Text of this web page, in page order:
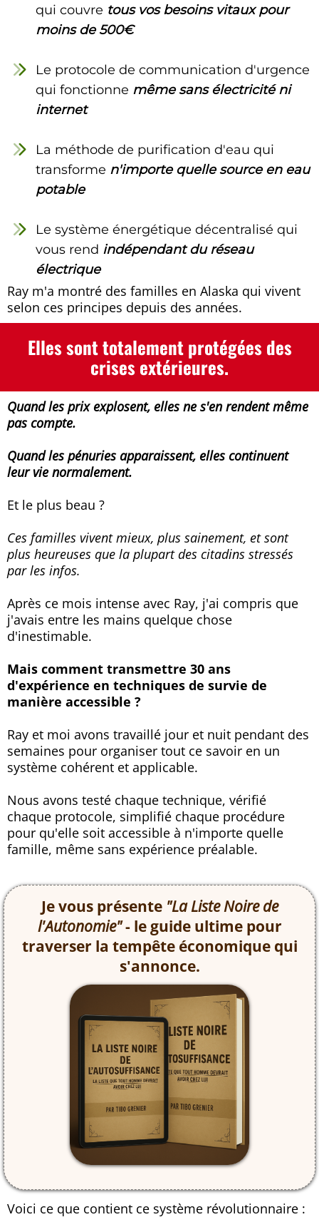
qui couvre tous vos besoins vitaux pour
moins de 500€
Le protocole de communication d'urgence
qui fonctionne même sans électricité ni
internet
La méthode de purification d'eau qui
transforme n'importe quelle source en eau
potable
Le système énergétique décentralisé qui
vous rend indépendant du réseau
électrique
Ray m'a montré des familles en Alaska qui vivent
selon ces principes depuis des années.
Elles sont totalement protégées des
crises extérieures.
Quand les prix explosent, elles ne s'en rendent même
pas compte.
Quand les pénuries apparaissent, elles continuent
leur vie normalement.
Et le plus beau ?
Ces familles vivent mieux, plus sainement, et sont
plus heureuses que la plupart des citadins stressés
par les infos.
Après ce mois intense avec Ray, j'ai compris que
j'avais entre les mains quelque chose
d'inestimable.
Mais comment transmettre 30 ans
d'expérience en techniques de survie de
manière accessible ?
Ray et moi avons travaillé jour et nuit pendant des
semaines pour organiser tout ce savoir en un
système cohérent et applicable.
Nous avons testé chaque technique, vérifié
chaque protocole, simplifié chaque procédure
pour qu'elle soit accessible à n'importe quelle
famille, même sans expérience préalable.
Je vous présente "La Liste Noire de
l'Autonomie"- le guide ultime pour
traverser la tempête économique qui
s'annonce.
Voici ce que contient ce système révolutionnaire :